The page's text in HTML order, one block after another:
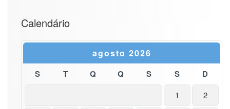
Calendário
agosto 2026
S T Q Q S S D
1 2